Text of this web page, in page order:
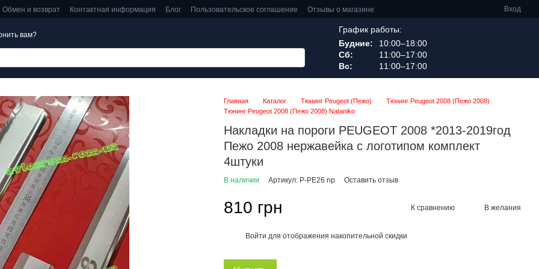
Обмен и возврат Контактная информация Блог Пользовательское соглашение Отзывы о магазине Вход
вам?
График работы:
Будние:
10:00–18:00
Сб:
11:00–17:00
Вс:
11:00–17:00
Главная Каталог Тюнинг Peugeot (Пежо)
Тюнинг Peugeot 2008 (Пежо 2008)
Тюнинг Peugeot 2008 (Пежо 2008) Nataniko
Накладки на пороги PEUGEOT 2008 *2013-2019год
Пежо 2008 нержавейка с логотипом комплект
4штуки
В наличии Артикул: P-PE26 np Оставить отзыв
810 грн К сравнению В желания
Войти для отображения накопительной скидки